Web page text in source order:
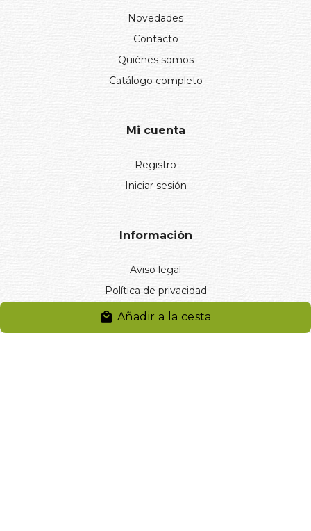
Añadir a la cesta
Novedades
Contacto
Quiénes somos
Catálogo completo
Mi cuenta
Registro
Iniciar sesión
Información
Aviso legal
Política de privacidad
Entregas y devoluciones
Desistimiento